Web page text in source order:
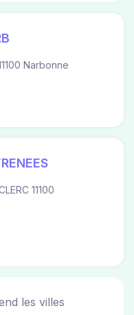
Narbonne
11100
les villes